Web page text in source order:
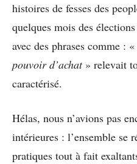
histoires de fesses des
quelques mois des
avec des phrases comme : «
pouvoir d’achat» relevait
caractérisé.
Hélas, nous n’avions pas
intérieures : l’ensemble se
pratiques tout à fait